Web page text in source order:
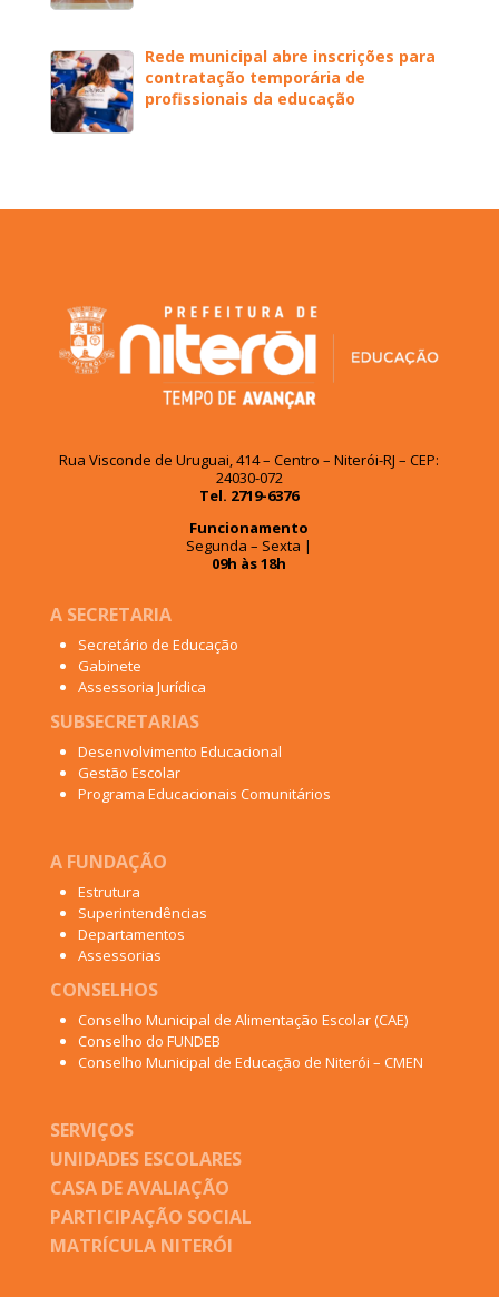
Rede municipal abre inscrições para
contratação temporária de
profissionais da educação
Rua Visconde de Uruguai, 414 – Centro – Niterói-RJ – CEP:
24030-072
Tel. 2719-6376
Funcionamento
Segunda – Sexta |
09h às 18h
A SECRETARIA
Secretário de Educação
Gabinete
Assessoria Jurídica
SUBSECRETARIAS
Desenvolvimento Educacional
Gestão Escolar
Programa Educacionais Comunitários
A FUNDAÇÃO
Estrutura
Superintendências
Departamentos
Assessorias
CONSELHOS
Conselho Municipal de Alimentação Escolar (CAE)
Conselho do FUNDEB
Conselho Municipal de Educação de Niterói – CMEN
SERVIÇOS
UNIDADES ESCOLARES
CASA DE AVALIAÇÃO
PARTICIPAÇÃO SOCIAL
MATRÍCULA NITERÓI